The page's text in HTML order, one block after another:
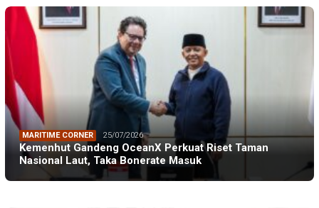
MARITIME CORNER 25/07/2026
Kemenhut Gandeng OceanX Perkuat Riset Taman
Nasional Laut, Taka Bonerate Masuk